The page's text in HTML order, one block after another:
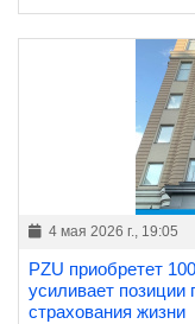
4 мая 2026 г., 19:05
PZU приобретет
усиливает позиции
страхования жизни